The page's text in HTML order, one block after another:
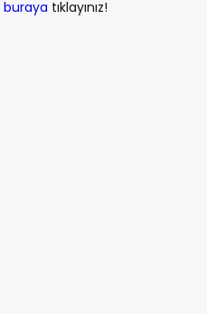
buraya tıklayınız!